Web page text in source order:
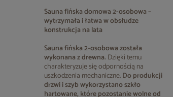
Sauna fińska domowa 2-osobowa –
wytrzymała i łatwa w obsłudze
konstrukcja na lata
Sauna fińska 2-osobowazostała
wykonana z drewna. Dzięki temu
charakteryzuje się odpornością na
uszkodzenia mechaniczne.Do produkcji
drzwi i szyb wykorzystano szkło
hartowane, które pozostanie wolne od